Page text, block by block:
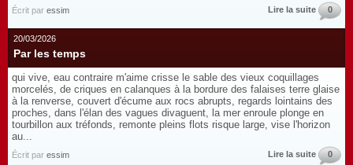
Écrit par essim Lire la suite 0
20/03/2026
Par les temps
qui vive, eau contraire m'aime crisse le sable des vieux coquillages
morcelés, de criques en calanques à la bordure des falaises terre glaise
à la renverse, couvert d'écume aux rocs abrupts, regards lointains des
proches, dans l'élan des vagues divaguent, la mer enroule plonge en
tourbillon aux tréfonds, remonte pleins flots risque large, vise l'horizon
au...
Écrit par essim Lire la suite 0